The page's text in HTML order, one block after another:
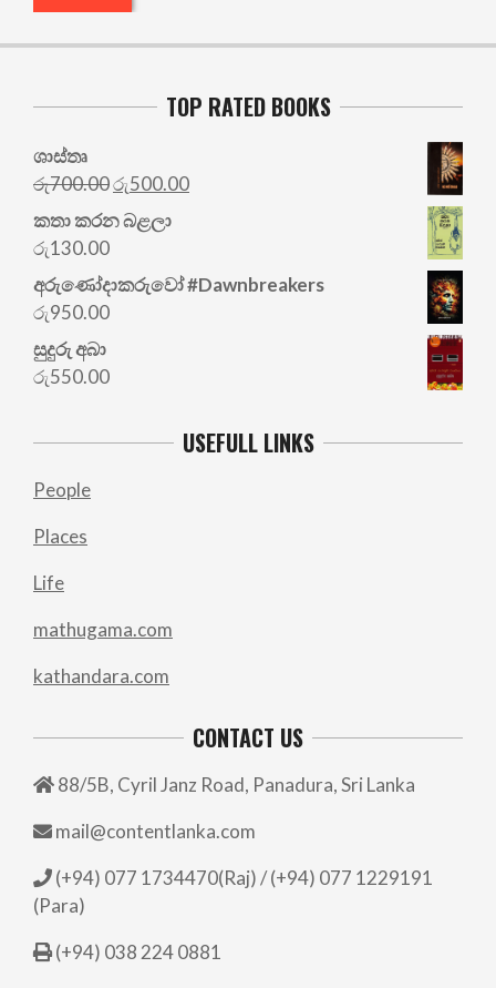
TOP RATED BOOKS
ශාස්තෘ
රු700.00Original
price
was:
රු500.00Current
කතා කරන බළලා
රු130.00
අරු‍ණෝදාකරුවෝ #Dawnbreakers
රු950.00
සුදුරු අබා
රු550.00
USEFULL LINKS
People
Places
Life
mathugama.com
kathandara.com
CONTACT US
88/5B, Cyril Janz Road, Panadura, Sri Lanka
mail@contentlanka.com
(+94) 077 1734470(Raj) / (+94) 077 1229191
(Para)
(+94) 038 224 0881